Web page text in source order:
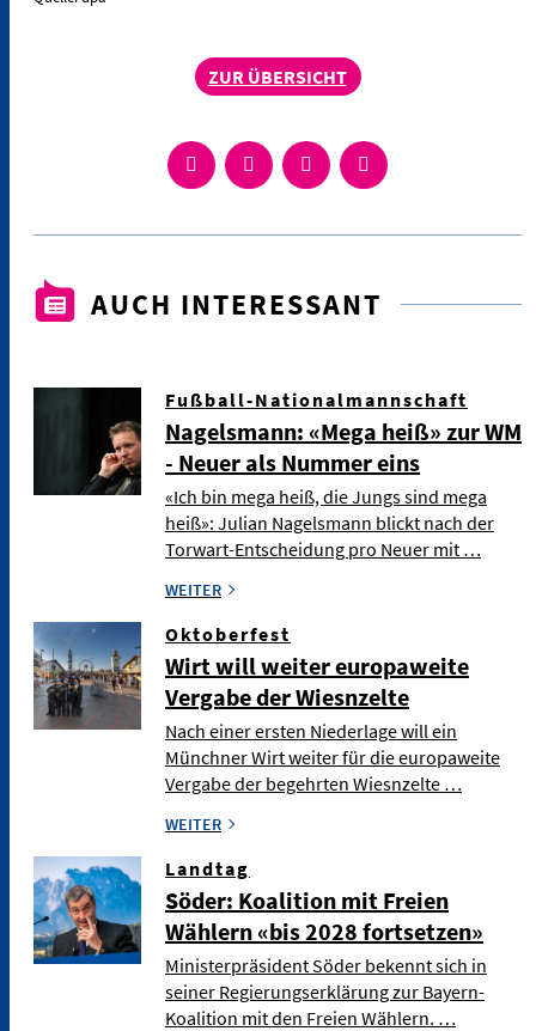
ZUR ÜBERSICHT
AUCH INTERESSANT
Fußball-Nationalmannschaft
Nagelsmann: «Mega heiß» zur WM
- Neuer als Nummer eins
«Ich bin mega heiß, die Jungs sind mega
heiß»: Julian Nagelsmann blickt nach der
Torwart-Entscheidung pro Neuer mit …
WEITER
Oktoberfest
Wirt will weiter europaweite
Vergabe der Wiesnzelte
Nach einer ersten Niederlage will ein
Münchner Wirt weiter für die europaweite
Vergabe der begehrten Wiesnzelte …
WEITER
Landtag
Söder: Koalition mit Freien
Wählern «bis 2028 fortsetzen»
Ministerpräsident Söder bekennt sich in
seiner Regierungserklärung zur Bayern-
Koalition mit den Freien Wählern. …